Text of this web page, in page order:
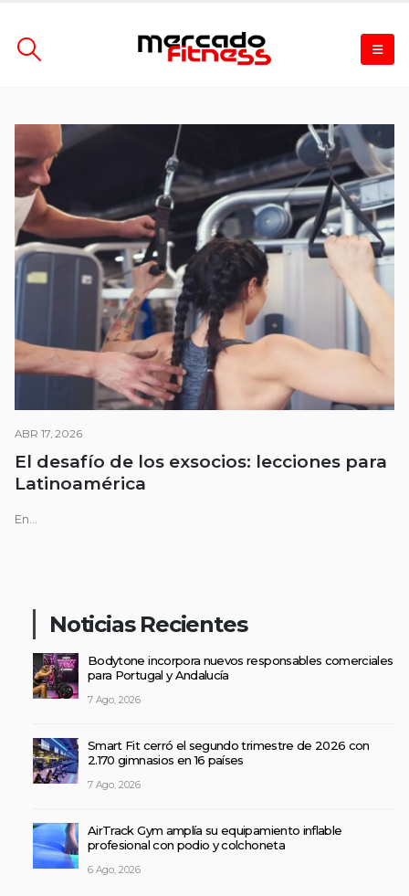
ABR 17, 2026
El desafío de los exsocios: lecciones para
Latinoamérica
En...
Noticias Recientes
Bodytone incorpora nuevos responsables comerciales
para Portugal y Andalucía
7 Ago, 2026
Smart Fit cerró el segundo trimestre de 2026 con
2.170 gimnasios en 16 países
7 Ago, 2026
AirTrack Gym amplía su equipamiento inflable
profesional con podio y colchoneta
6 Ago, 2026